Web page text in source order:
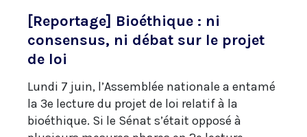
[Reportage] Bioéthique : ni
consensus, ni débat sur le projet
de loi
Lundi 7 juin, l’Assemblée nationale a entamé
la 3e lecture du projet de loi relatif à la
bioéthique. Si le Sénat s’était opposé à